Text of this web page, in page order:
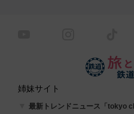
姉妹サイト
最新トレンドニュース「tokyo